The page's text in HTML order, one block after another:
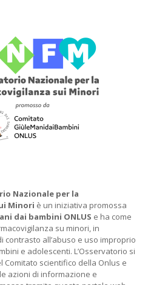
Nazionale per la
Minori è un iniziativa promossa
dai bambini ONLUS e ha come
su minori, in
contrasto all’abuso e uso improprio
e adolescenti. L’Osservatorio si
Comitato scientifico della Onlus e
azioni di informazione e